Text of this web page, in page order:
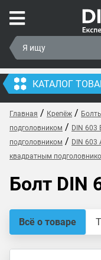
КАТАЛОГ
Главная / Крепёж /
подголовником / DIN 603
подголовником / DIN 603
квадратным
Болт DIN
Всё о товаре